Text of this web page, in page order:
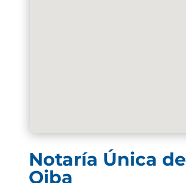
Notaría Única de
Oiba